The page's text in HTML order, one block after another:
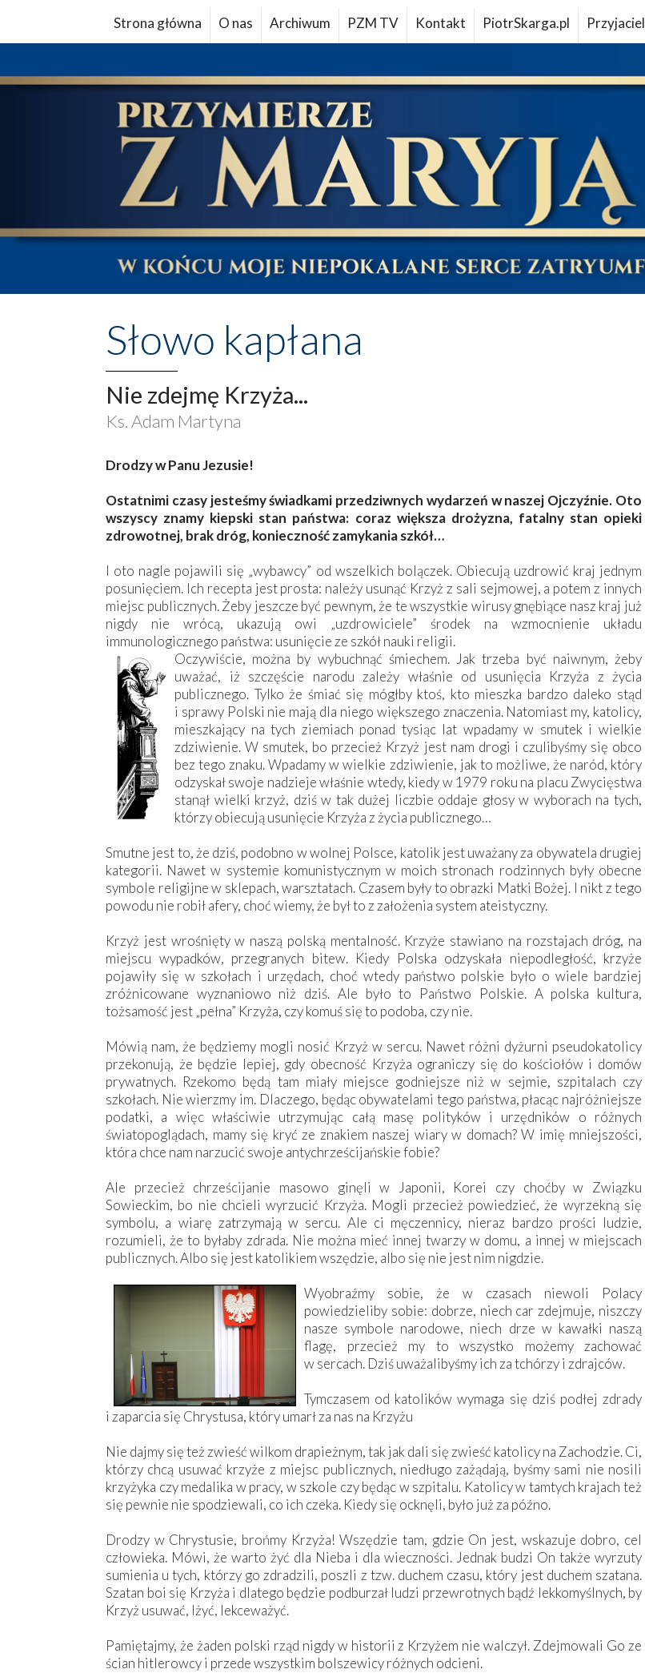
Strona główna O nas Archiwum PZM TV Kontakt PiotrSkarga.pl
Słowo kapłana
Nie zdejmę Krzyża...
Ks. Adam Martyna
Drodzy w Panu Jezusie!
Ostatnimi czasy jesteśmy świadkami przedziwnych wydarzeń w naszej Ojczyźnie. Oto
wszyscy znamy kiepski stan państwa: coraz większa drożyzna, fatalny stan opieki
zdrowotnej, brak dróg, konieczność zamykania szkół…
I oto nagle pojawili się „wybawcy” od wszelkich bolączek. Obiecują uzdrowić kraj jednym
posunięciem. Ich recepta jest prosta: należy usunąć Krzyż z sali sejmowej, a potem z innych
miejsc publicznych. Żeby jeszcze być pewnym, że te wszystkie wirusy gnębiące nasz kraj już
nigdy nie wrócą, ukazują owi „uzdrowiciele” środek na wzmocnienie układu
immunologicznego państwa: usunięcie ze szkół nauki religii.
Oczywiście, można by wybuchnąć śmiechem. Jak trzeba być naiwnym, żeby
uważać, iż szczęście narodu zależy właśnie od usunięcia Krzyża z życia
publicznego. Tylko że śmiać się mógłby ktoś, kto mieszka bardzo daleko stąd
i sprawy Polski nie mają dla niego większego znaczenia. Natomiast my, katolicy,
mieszkający na tych ziemiach ponad tysiąc lat wpadamy w smutek i wielkie
zdziwienie. W smutek, bo przecież Krzyż jest nam drogi i czulibyśmy się obco
bez tego znaku. Wpadamy w wielkie zdziwienie, jak to możliwe, że naród, który
odzyskał swoje nadzieje właśnie wtedy, kiedy w 1979 roku na placu Zwycięstwa
stanął wielki krzyż, dziś w tak dużej liczbie oddaje głosy w wyborach na tych,
którzy obiecują usunięcie Krzyża z życia publicznego…
Smutne jest to, że dziś, podobno w wolnej Polsce, katolik jest uważany za obywatela drugiej
kategorii. Nawet w systemie komunistycznym w moich stronach rodzinnych były obecne
symbole religijne w sklepach, warsztatach. Czasem były to obrazki Matki Bożej. I nikt z tego
powodu nie robił afery, choć wiemy, że był to z założenia system ateistyczny.
Krzyż jest wrośnięty w naszą polską mentalność. Krzyże stawiano na rozstajach dróg, na
miejscu wypadków, przegranych bitew. Kiedy Polska odzyskała niepodległość, krzyże
pojawiły się w szkołach i urzędach, choć wtedy państwo polskie było o wiele bardziej
zróżnicowane wyznaniowo niż dziś. Ale było to Państwo Polskie. A polska kultura,
tożsamość jest „pełna” Krzyża, czy komuś się to podoba, czy nie.
Mówią nam, że będziemy mogli nosić Krzyż w sercu. Nawet różni dyżurni pseudokatolicy
przekonują, że będzie lepiej, gdy obecność Krzyża ograniczy się do kościołów i domów
prywatnych. Rzekomo będą tam miały miejsce godniejsze niż w sejmie, szpitalach czy
szkołach. Nie wierzmy im. Dlaczego, będąc obywatelami tego państwa, płacąc najróżniejsze
podatki, a więc właściwie utrzymując całą masę polityków i urzędników o różnych
światopoglądach, mamy się kryć ze znakiem naszej wiary w domach? W imię mniejszości,
która chce nam narzucić swoje antychrześcijańskie fobie?
Ale przecież chrześcijanie masowo ginęli w Japonii, Korei czy choćby w Związku
Sowieckim, bo nie chcieli wyrzucić Krzyża. Mogli przecież powiedzieć, że wyrzekną się
symbolu, a wiarę zatrzymają w sercu. Ale ci męczennicy, nieraz bardzo prości ludzie,
rozumieli, że to byłaby zdrada. Nie można mieć innej twarzy w domu, a innej w miejscach
publicznych. Albo się jest katolikiem wszędzie, albo się nie jest nim nigdzie.
Wyobraźmy sobie, że w czasach niewoli Polacy
powiedzieliby sobie: dobrze, niech car zdejmuje, niszczy
nasze symbole narodowe, niech drze w kawałki naszą
flagę, przecież my to wszystko możemy zachować
w sercach. Dziś uważalibyśmy ich za tchórzy i zdrajców.
Tymczasem od katolików wymaga się dziś podłej zdrady
i zaparcia się Chrystusa, który umarł za nas na Krzyżu
Nie dajmy się też zwieść wilkom drapieżnym, tak jak dali się zwieść katolicy na Zachodzie. Ci,
którzy chcą usuwać krzyże z miejsc publicznych, niedługo zażądają, byśmy sami nie nosili
krzyżyka czy medalika w pracy, w szkole czy będąc w szpitalu. Katolicy w tamtych krajach też
się pewnie nie spodziewali, co ich czeka. Kiedy się ocknęli, było już za późno.
Drodzy w Chrystusie, brońmy Krzyża! Wszędzie tam, gdzie On jest, wskazuje dobro, cel
człowieka. Mówi, że warto żyć dla Nieba i dla wieczności. Jednak budzi On także wyrzuty
sumienia u tych, którzy go zdradzili, poszli z tzw. duchem czasu, który jest duchem szatana.
Szatan boi się Krzyża i dlatego będzie podburzał ludzi przewrotnych bądź lekkomyślnych, by
Krzyż usuwać, lżyć, lekceważyć.
Pamiętajmy, że żaden polski rząd nigdy w historii z Krzyżem nie walczył. Zdejmowali Go ze
ścian hitlerowcy i przede wszystkim bolszewicy różnych odcieni.